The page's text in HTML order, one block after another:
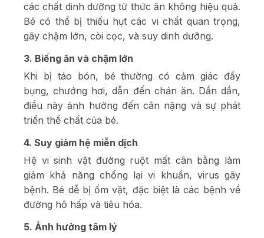
các chất dinh dưỡng từ thức ăn không hiệu quả.
Bé có thể bị thiếu hụt các vi chất quan trọng,
gây chậm lớn, còi cọc, và suy dinh dưỡng.
3. Biếng ăn và chậm lớn
Khi bị táo bón, bé thường có cảm giác đầy
bụng, chướng hơi, dẫn đến chán ăn. Dần dần,
điều này ảnh hưởng đến cân nặng và sự phát
triển thể chất của bé.
4. Suy giảm hệ miễn dịch
Hệ vi sinh vật đường ruột mất cân bằng làm
giảm khả năng chống lại vi khuẩn, virus gây
bệnh. Bé dễ bị ốm vặt, đặc biệt là các bệnh về
đường hô hấp và tiêu hóa.
5. Ảnh hưởng tâm lý